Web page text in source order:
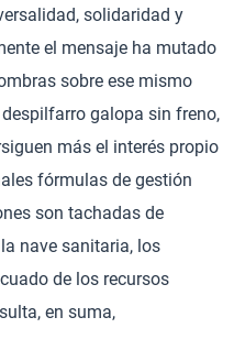
solidaridad y
el mensaje ha mutado
sobre ese mismo
galopa sin freno,
más el interés propio
fórmulas de gestión
son tachadas de
nave sanitaria, los
de los recursos
en suma,